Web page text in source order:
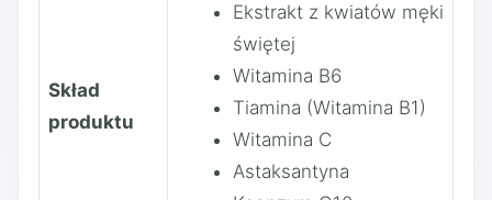
Skład
produktu
Ekstrakt z kwiatów męki
świętej
Witamina B6
Tiamina (Witamina B1)
Witamina C
Astaksantyna